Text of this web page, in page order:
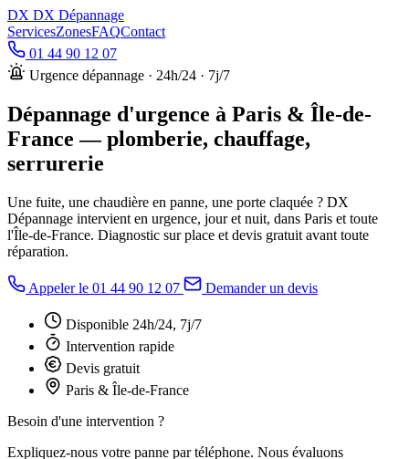
DX DX Dépannage
ServicesZonesFAQContact
01 44 90 12 07
Urgence dépannage · 24h/24 · 7j/7
Dépannage d'urgence à Paris & Île-de-
France— plomberie, chauffage,
serrurerie
Une fuite, une chaudière en panne, une porte claquée ? DX
Dépannage intervient en urgence, jour et nuit, dans Paris et toute
l'Île-de-France. Diagnostic sur place et devis gratuit avant toute
réparation.
Appeler le 01 44 90 12 07 Demander un devis
Disponible 24h/24, 7j/7
Intervention rapide
Devis gratuit
Paris & Île-de-France
Besoin d'une intervention ?
Expliquez-nous votre panne par téléphone. Nous évaluons